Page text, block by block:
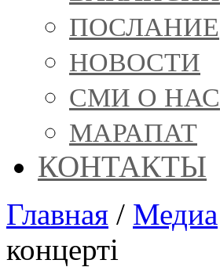
ПОСЛАНИЕ
НОВОСТИ
СМИ О НАС
МАРАПАТ
КОНТАКТЫ
Главная / Медиа
концерті